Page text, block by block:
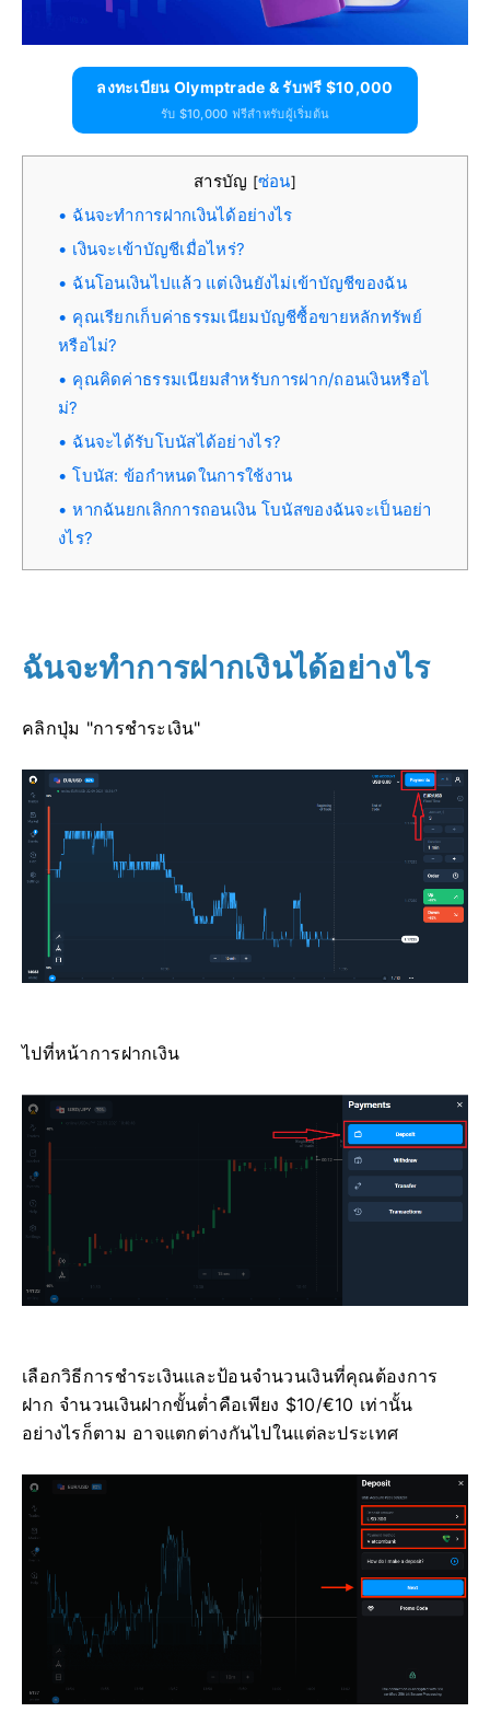
ลงทะเบียน Olymptrade & รับฟรี $10,000
รับ $10,000 ฟรีสำหรับผู้เริ่มต้น
สารบัญ [ซ่อน]
ฉันจะทำการฝากเงินได้อย่างไร
เงินจะเข้าบัญชีเมื่อไหร่?
ฉันโอนเงินไปแล้ว แต่เงินยังไม่เข้าบัญชีของฉัน
คุณเรียกเก็บค่าธรรมเนียมบัญชีซื้อขายหลักทรัพย์
หรือไม่?
คุณคิดค่าธรรมเนียมสำหรับการฝาก/ถอนเงินหรือไ
ม่?
ฉันจะได้รับโบนัสได้อย่างไร?
โบนัส: ข้อกำหนดในการใช้งาน
หากฉันยกเลิกการถอนเงิน โบนัสของฉันจะเป็นอย่า
งไร?
ฉันจะทำการฝากเงินได้อย่างไร
คลิกปุ่ม "การชำระเงิน"
ไปที่หน้าการฝากเงิน
เลือกวิธีการชำระเงินและป้อนจำนวนเงินที่คุณต้องการ
ฝาก จำนวนเงินฝากขั้นต่ำคือเพียง $10/€10 เท่านั้น
อย่างไรก็ตาม อาจแตกต่างกันไปในแต่ละประเทศ